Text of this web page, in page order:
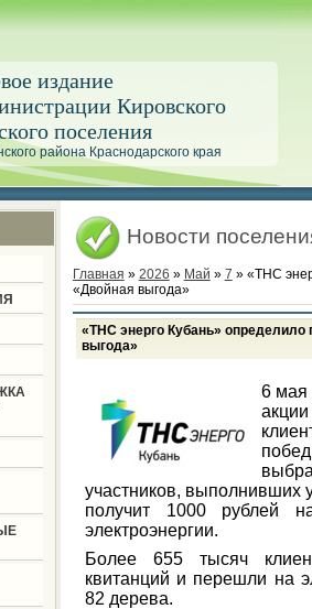
издание
Кировского
поселения
района Краснодарского края
Новости
Главная » 2026 » Май » 7 » «ТНС
«Двойная выгода»
«ТНС энерго Кубань»
выгода»
6 мая
участников, выполнивших
получит 1000 рублей
электроэнергии.
Более 655 тысяч
квитанций и перешли на
82 дерева.